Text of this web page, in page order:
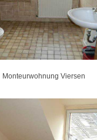
Monteurwohnung Viersen